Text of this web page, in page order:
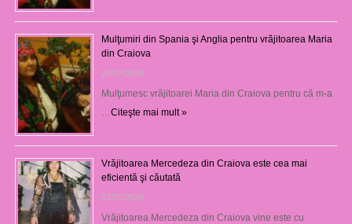
Mulţumiri din Spania şi Anglia pentru vrăjitoarea Maria
din Craiova
28/07/2026
Mulţumesc vrăjitoarei Maria din Craiova pentru că m-a
Citeşte mai mult »
Vrăjitoarea Mercedeza din Craiova este cea mai
eficientă şi căutată
27/07/2026
Vrăjitoarea Mercedeza din Craiova vine este cu